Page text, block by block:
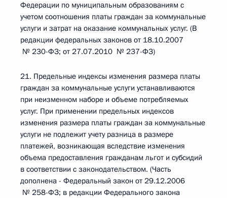
Федерации по муниципальным образованиям с
учетом соотношения платы граждан за коммунальные
услуги и затрат на оказание коммунальных услуг. (В
редакции федеральных законов от 18.10.2007
№ 230-ФЗ; от 27.07.2010 № 237-ФЗ)
21. Предельные индексы изменения размера платы
граждан за коммунальные услуги устанавливаются
при неизменном наборе и объеме потребляемых
услуг. При применении предельных индексов
изменения размера платы граждан за коммунальные
услуги не подлежит учету разница в размере
платежей, возникающая вследствие изменения
объема предоставления гражданам льгот и субсидий
в соответствии с законодательством. (Часть
дополнена - Федеральный закон от 29.12.2006
№ 258-ФЗ; в редакции Федерального закона